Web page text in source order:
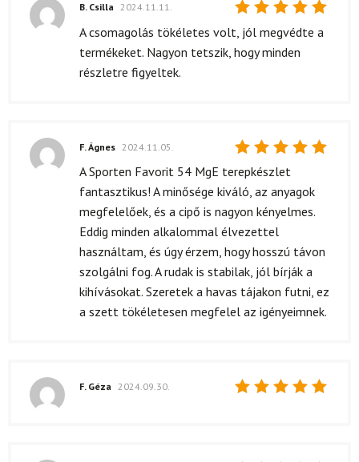
Értékelés:
5
/ 5
B. Csilla 2024.11.11.
A csomagolás tökéletes volt, jól megvédte a
termékeket. Nagyon tetszik, hogy minden
részletre figyeltek.
Értékelés:
5
F. Ágnes 2024.11.05.
A Sporten Favorit 54 MgE terepkészlet
fantasztikus! A minősége kiváló, az anyagok
megfelelőek, és a cipő is nagyon kényelmes.
Eddig minden alkalommal élvezettel
használtam, és úgy érzem, hogy hosszú távon
szolgálni fog. A rudak is stabilak, jól bírják a
kihívásokat. Szeretek a havas tájakon futni, ez
a szett tökéletesen megfelel az igényeimnek.
F. Géza 2024.09.30.